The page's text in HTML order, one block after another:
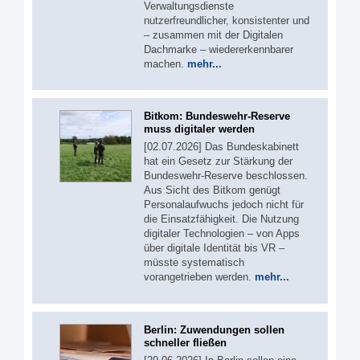
Verwaltungsdienste
nutzerfreundlicher, konsistenter und
– zusammen mit der Digitalen
Dachmarke – wiedererkennbarer
machen. mehr...
Bitkom: Bundeswehr-Reserve
muss digitaler werden
[02.07.2026] Das Bundeskabinett
hat ein Gesetz zur Stärkung der
Bundeswehr-Reserve beschlossen.
Aus Sicht des Bitkom genügt
Personalaufwuchs jedoch nicht für
die Einsatzfähigkeit. Die Nutzung
digitaler Technologien – von Apps
über digitale Identität bis VR –
müsste systematisch
vorangetrieben werden. mehr...
Berlin: Zuwendungen sollen
schneller fließen